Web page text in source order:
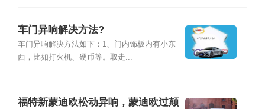
车门异响解决方法?
车门异响解决方法如下：1、门内饰板内有小东
西，比如打火机、硬币等。取走...
福特新蒙迪欧松动异响，蒙迪欧过颠